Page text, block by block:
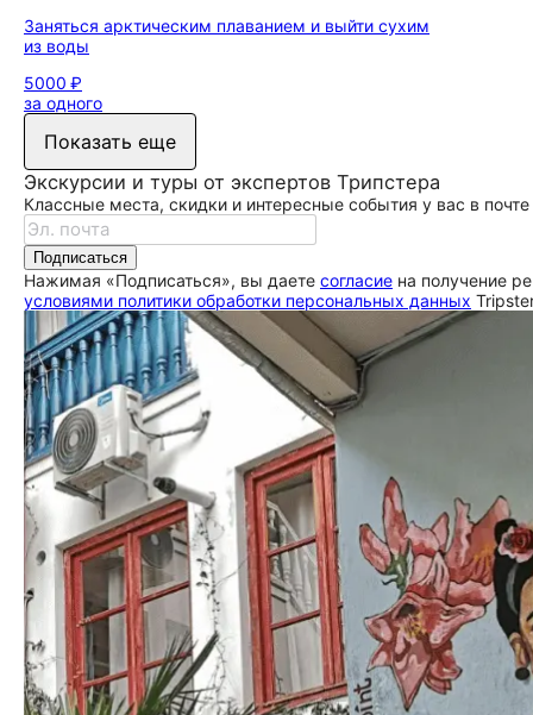
Заняться арктическим плаванием и выйти сухим
из воды
5000 ₽
за одного
Показать еще
Экскурсии и туры от экспертов Трипстера
Классные места, скидки и интересные события у вас в почте
Подписаться
Нажимая «Подписаться», вы даете согласие на получение
условиями политики обработки персональных данных